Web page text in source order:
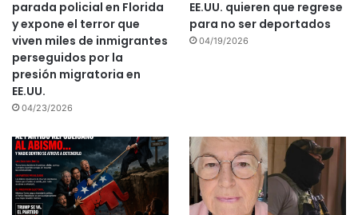
parada policial en Florida
y expone el terror que
viven miles de inmigrantes
perseguidos por la
presión migratoria en
EE.UU.
04/23/2026
EE.UU. quieren que regrese
para no ser deportados
04/19/2026